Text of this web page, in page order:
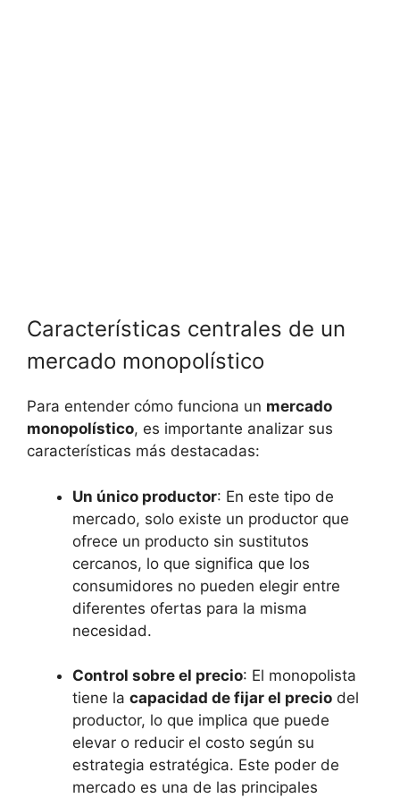
Características centrales de un
mercado monopolístico
Para entender cómo funciona un mercado
monopolístico, es importante analizar‍ sus
características ⁤más destacadas:
Un único productor: En este tipo de
‍mercado, solo existe un productor que
ofrece un producto ‌sin​ sustitutos
cercanos, lo que significa que los
consumidores no pueden elegir entre
diferentes ofertas para la misma
necesidad.
Control sobre el precio: El monopolista
tiene la capacidad de⁣ fijar el precio del
productor, ⁢lo que implica que puede
elevar o reducir‌ el⁢ costo según su
estrategia estratégica. Este poder​ de
mercado ​es una de las principales